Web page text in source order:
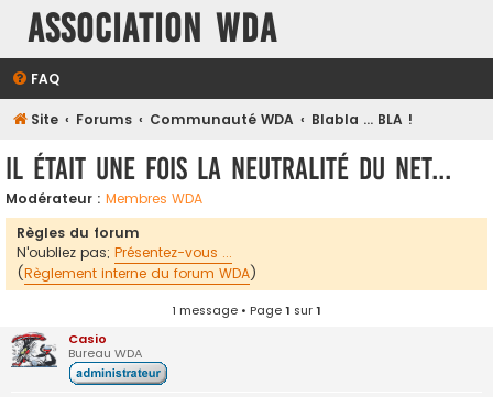
Association WDA
FAQ
Site Forums Communauté WDA Blabla ... BLA !
Il était une fois la Neutralité du Net...
Modérateur : Membres WDA
Règles du forum
N'oubliez pas; Présentez-vous ...
(Règlement interne du forum WDA)
1 message • Page1 sur1
Casio
Bureau WDA